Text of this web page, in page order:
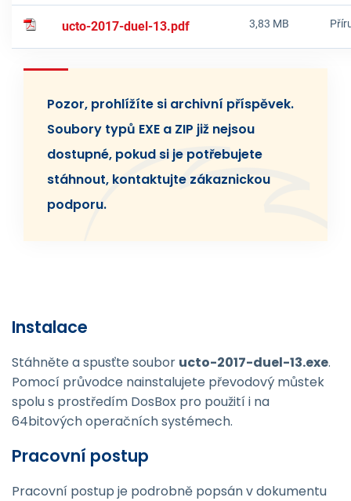
ucto-2017-duel-13.pdf 3,83 MB
Pozor, prohlížíte si archivní příspěvek.
Soubory typů EXE a ZIP již nejsou
dostupné, pokud si je potřebujete
stáhnout, kontaktujte zákaznickou
podporu.
Instalace
Stáhněte a spusťte soubor ucto-2017-duel-13.exe.
Pomocí průvodce nainstalujete převodový můstek
spolu s prostředím DosBox pro použití i na
64bitových operačních systémech.
Pracovní postup
Pracovní postup je podrobně popsán v dokumentu